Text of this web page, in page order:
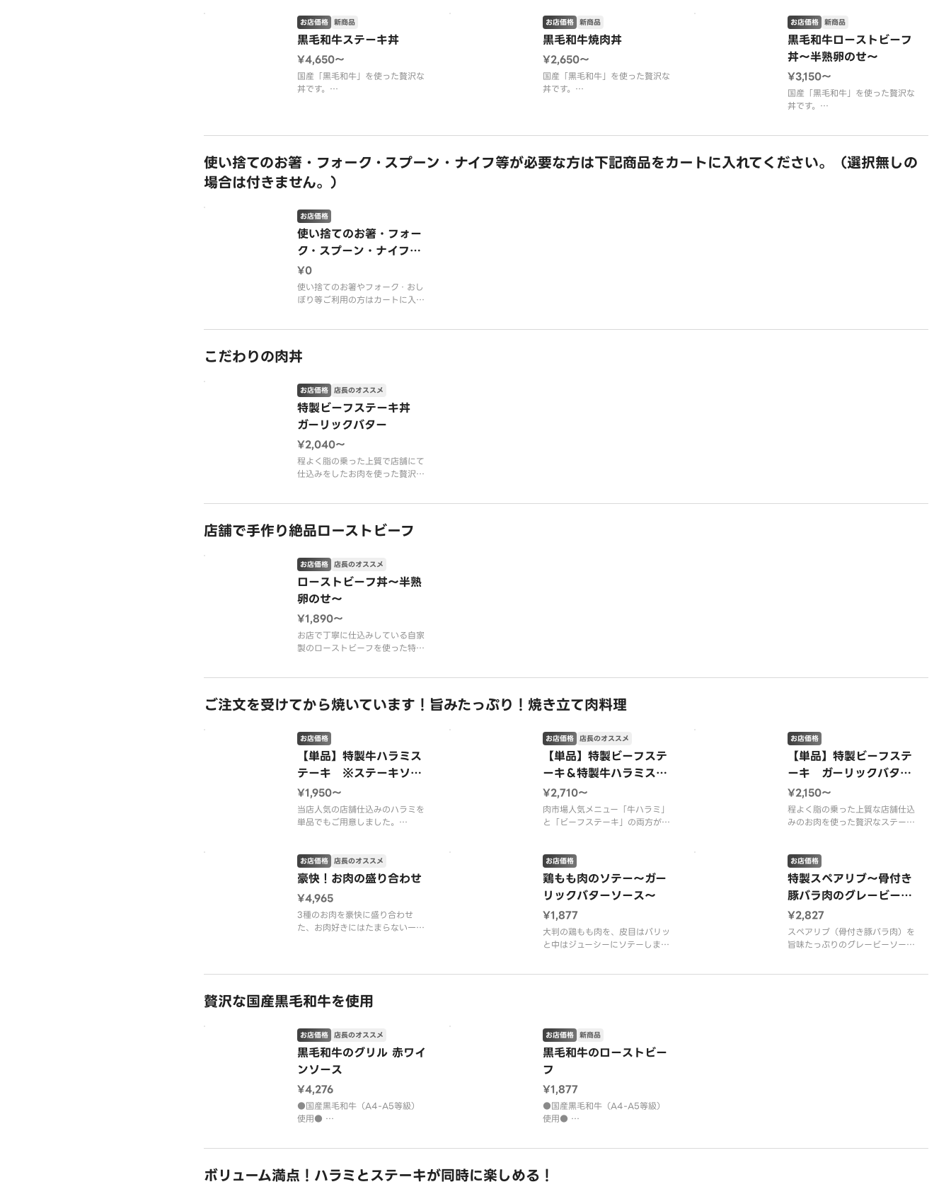
足感たっぷり。
来客時でのおもてなし、ご褒美ラ
ンチ
なローストビーフ丼。
一口ごとに広がる上質な味わいを
お楽しみく
レストランクオリティの焼肉丼を
贅沢にどうぞ。
来客時でのおもてなし
黒毛和牛ステーキ丼
お店価格 新商品
¥4,650〜
国産「黒毛和牛」を使った贅沢な
丼です。
肉の旨みと程よい霜降りを引き立
てる醤油ベースの特製ソースがご
飯にしみ込み、最後の一口まで満
足感たっぷり。
来客時でのおもてなし、ご褒美ラ
黒毛和牛焼肉丼
お店価格 新商品
¥2,650〜
国産「黒毛和牛」を使った贅沢な
丼です。
き上げました。
香ばしい香りととろける旨みが、
口いっぱいに広がります。
黒毛和牛ローストビーフ
丼～半熟卵のせ～
お店価格 新商品
¥3,150〜
国産「黒毛和牛」を使った贅沢な
丼です。
仕上げました。
赤身の旨みと脂の甘みを、香り豊
使い捨てのお箸・フォーク・スプーン・ナイフ等が必要な方は下記商品をカートに入れてください。（選択無しの
場合は付きません。）
使い捨てのお箸・フォー
ク・スプーン・ナイフ等
をご利用の方はカートに
入れてください。
お店価格
¥0
使い捨てのお箸やフォーク・おし
ぼり等ご利用の方はカートに入れ
こだわりの肉丼
特製ビーフステーキ丼
ガーリックバター
お店価格 店長のオススメ
¥2,040〜
程よく脂の乗った上質で店舗にて
仕込みをしたお肉を使った贅沢な
でお召し上がりください。
柔らかなステーキ肉とガーリック
す。
【肩ロース、塩、胡椒、ごま、万
店舗で手作り絶品ローストビーフ
ローストビーフ丼～半熟
卵のせ～
お店価格 店長のオススメ
¥1,890〜
お店で丁寧に仕込みしている自家
製のローストビーフを使った特製
す。
半熟卵、わさびマヨクリーム、フ
し、ご一緒にお召し上がりいただ
くと味の変化が楽しめる一杯で
す。
ご注文を受けてから焼いています！旨みたっぷり！焼き立て肉料理
【単品】特製牛ハラミス
テーキ ※ステーキソー
ス付
お店価格
¥1,950〜
当店人気の店舗仕込みのハラミを
単品でもご用意しました。
※別添のオリジナルステーキソー
スをかけてお召し上がりくださ
い。
※使い捨て容器でのご提供となり
ます。
※お肉のグラム数は焼成前のもの
【単品】特製ビーフステ
ーキ＆特製牛ハラミステ
ーキ ※フライドポテト
添え・ステーキソース付
お店価格 店長のオススメ
¥2,710〜
肉市場人気メニュー「牛ハラミ」
と「ビーフステーキ」の両方がの
牛ロースの中でも特に肉汁が豊か
で柔らかい真ん中の部位を使用し
ています。
当店自慢の自家製ガーリックバタ
ーソースと別添のステーキソース
でお召し上が
【単品】特製ビーフステ
ーキ ガーリックバター
※フライドポテト添え・
ステーキソース付
お店価格
¥2,150〜
程よく脂の乗った上質な店舗仕込
みのお肉を使った贅沢なステーキ
ーソースと別添のステーキソース
でお召し上がりください。
お肉と一緒にフライドポテトが添
えてあります。
※ステーキにガーリックバターソ
ースをかけた状態でご提供いたし
豪快！お肉の盛り合わせ
お店価格 店長のオススメ
¥4,965
3種のお肉を豪快に盛り合わせ
た、お肉好きにはたまらない一
・特製ビーフステーキ（オリジナ
ルソース）
・特製スペアリブ（骨付き豚肉の
・鶏もも肉のソテー（ガーリック
鶏もも肉のソテー～ガー
リックバターソース～
お店価格
¥1,877
大判の鶏もも肉を、皮目はパリッ
と中はジューシーにソテーしまし
ビ・オレガノ・ローズマリー・ニ
ンニク】
特製スペアリブ～骨付き
豚バラ肉のグレービーソ
ース
お店価格
¥2,827
スペアリブ（骨付き豚バラ肉）を
旨味たっぷりのグレービーソース
贅沢な国産黒毛和牛を使用
黒毛和牛のグリル 赤ワイ
ンソース
お店価格 店長のオススメ
¥4,276
●国産黒毛和牛（A4-A5等級）
使用●
インソースの芳醇な香りが、お肉
の旨みを一層引き立てます。 素材
黒毛和牛のローストビー
フ
お店価格 新商品
¥1,877
●国産黒毛和牛（A4-A5等級）
使用●
ストビーフ。
黒毛和牛・黒胡椒・トリュフソー
ボリューム満点！ハラミとステーキが同時に楽しめる！